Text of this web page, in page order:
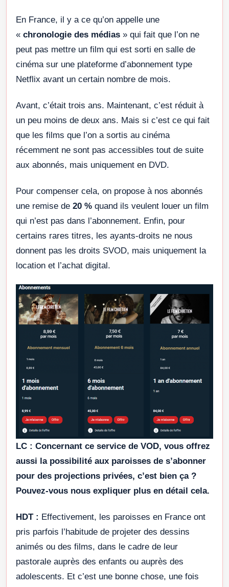
En France, il y a ce qu’on appelle une
« chronologie des médias » qui fait que l’on ne
peut pas mettre un film qui est sorti en salle de
cinéma sur une plateforme d’abonnement type
Netflix avant un certain nombre de mois.
Avant, c’était trois ans. Maintenant, c’est réduit à
un peu moins de deux ans. Mais si c’est ce qui fait
que les films que l’on a sortis au cinéma
récemment ne sont pas accessibles tout de suite
aux abonnés, mais uniquement en DVD.
Pour compenser cela, on propose à nos abonnés
une remise de 20 % quand ils veulent louer un film
qui n’est pas dans l’abonnement. Enfin, pour
certains rares titres, les ayants-droits ne nous
donnent pas les droits SVOD, mais uniquement la
location et l’achat digital.
LC : Concernant ce service de VOD, vous offrez
aussi la possibilité aux paroisses de s’abonner
pour des projections privées, c’est bien ça ?
Pouvez-vous nous expliquer plus en détail cela.
HDT : Effectivement, les paroisses en France ont
pris parfois l’habitude de projeter des dessins
animés ou des films, dans le cadre de leur
pastorale auprès des enfants ou auprès des
adolescents. Et c’est une bonne chose, une fois